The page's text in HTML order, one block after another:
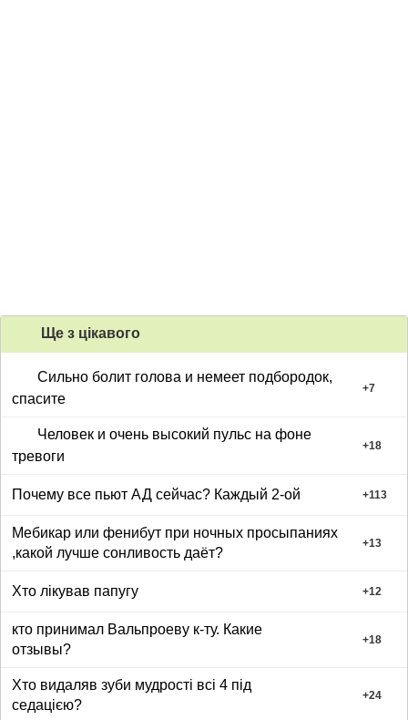
Ще з цiкавого
Сильно болит голова и немеет подбородок,
спасите
+7
Человек и очень высокий пульс на фоне
тревоги
+18
Почему все пьют АД сейчас? Каждый 2-ой +113
Мебикар или фенибут при ночных просыпаниях
,какой лучше сонливость даёт?
+13
Хто лікував папугу +12
кто принимал Вальпроеву к-ту. Какие
отзывы?
+18
Хто видаляв зуби мудрості всі 4 під
седацією?
+24